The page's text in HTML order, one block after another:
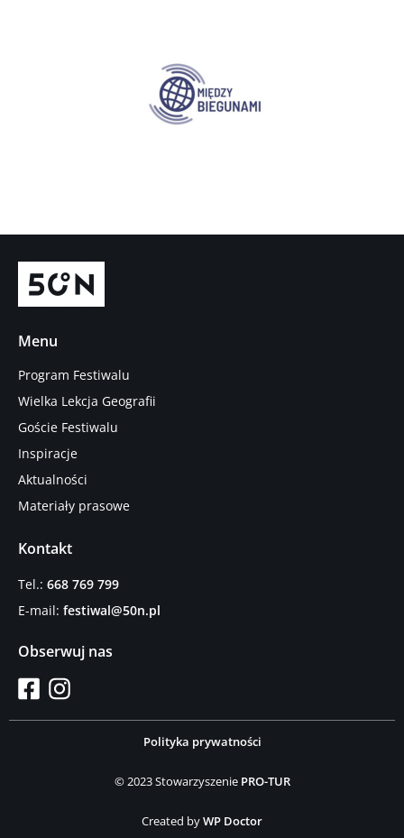
Menu
Program Festiwalu
Wielka Lekcja Geografii
Goście Festiwalu
Inspiracje
Aktualności
Materiały prasowe
Kontakt
Tel.: 668 769 799
E-mail: festiwal@50n.pl
Obserwuj nas
Polityka prywatności
© 2023 Stowarzyszenie PRO-TUR
Created byWP Doctor